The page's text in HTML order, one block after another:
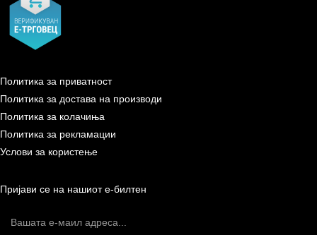
Политика за приватност
Политика за достава на производи
Политика за колачиња
Политика за рекламации
Услови за користење
Пријави се на нашиот е-билтен